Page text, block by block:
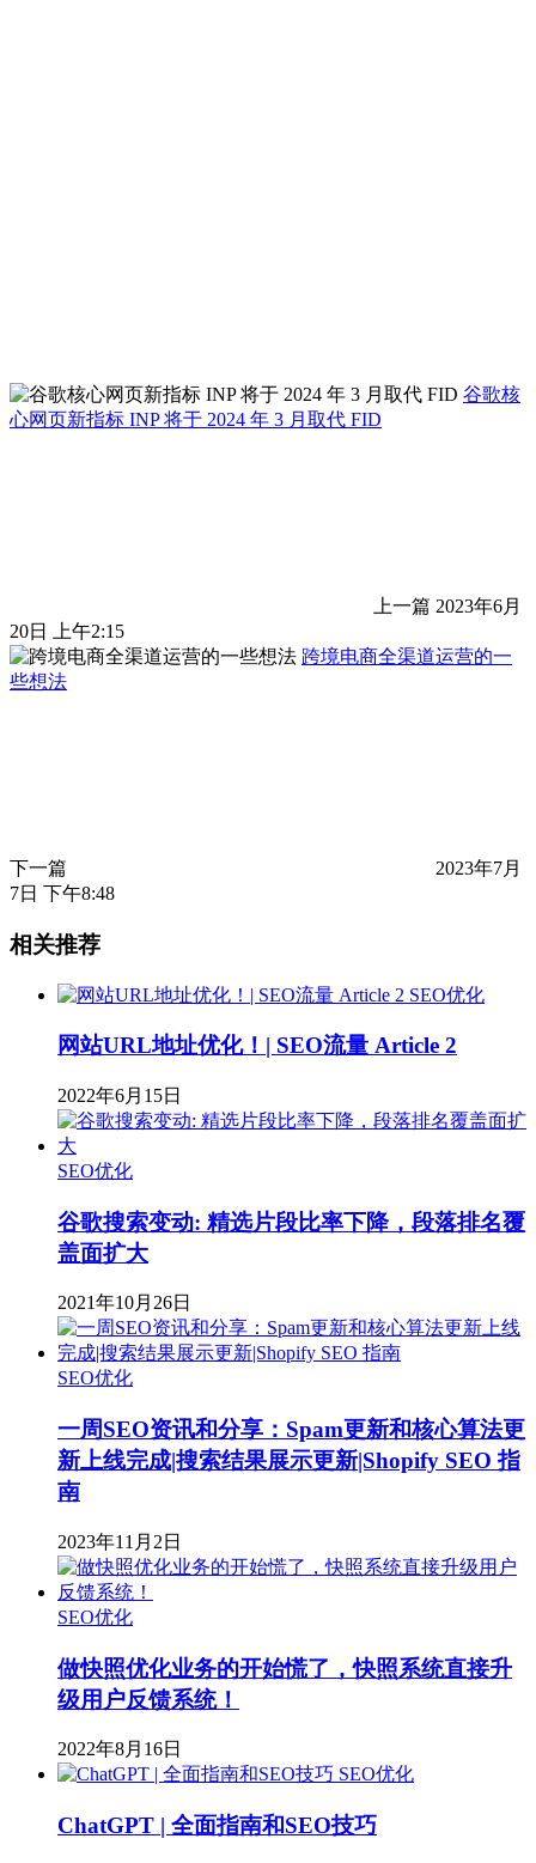
谷歌核
心网页新指标 INP 将于 2024 年 3 月取代 FID
上一篇 2023年6月
20日 上午2:15
跨境电商全渠道运营的一
些想法
下一篇
2023年7月
7日 下午8:48
相关推荐
SEO优化
网站URL地址优化！| SEO流量 Article 2
2022年6月15日
SEO优化
谷歌搜索变动: 精选片段比率下降，段落排名覆
盖面扩大
2021年10月26日
SEO优化
一周SEO资讯和分享：Spam更新和核心算法更
新上线完成|搜索结果展示更新|Shopify SEO 指
南
2023年11月2日
SEO优化
做快照优化业务的开始慌了，快照系统直接升
级用户反馈系统！
2022年8月16日
SEO优化
ChatGPT | 全面指南和SEO技巧